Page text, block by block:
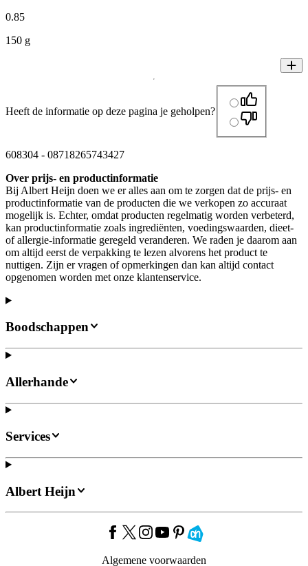
0.85
150 g
Heeft de informatie op deze pagina je geholpen?
608304 - 08718265743427
Over prijs- en productinformatie
Bij Albert Heijn doen we er alles aan om te zorgen dat de prijs- en
productinformatie van de producten die we verkopen zo accuraat
mogelijk is. Echter, omdat producten regelmatig worden verbeterd,
kan productinformatie zoals ingrediënten, voedingswaarden, dieet-
of allergie-informatie geregeld veranderen. We raden je daarom aan
om altijd eerst de verpakking te lezen alvorens het product te
nuttigen. Zijn er vragen of opmerkingen dan kan altijd contact
opgenomen worden met onze klantenservice.
Boodschappen
Allerhande
Services
Albert Heijn
Algemene voorwaarden